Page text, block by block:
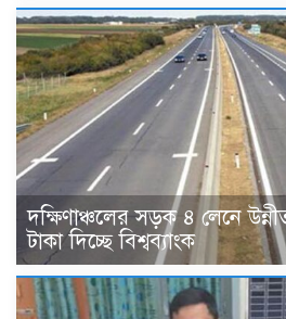
দক্ষিণাঞ্চলের সড়ক ৪ লেনে
টাকা দিচ্ছে বিশ্বব্যাংক